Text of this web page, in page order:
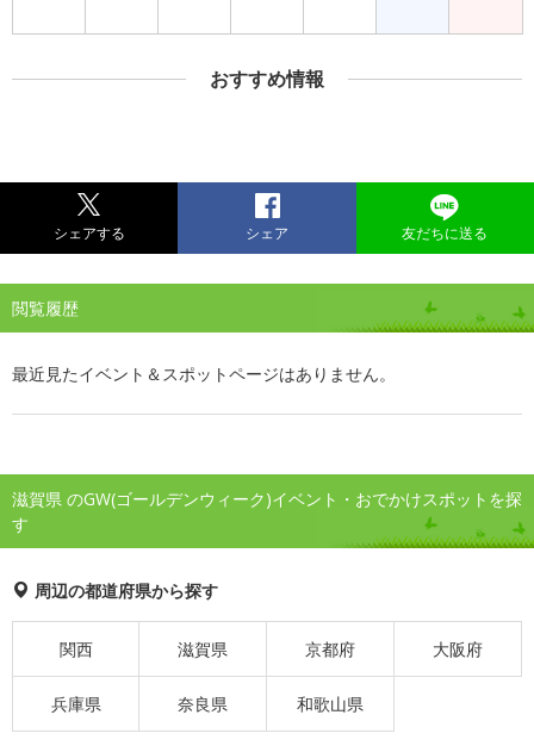
おすすめ情報
シェアする シェア 友だちに送る
閲覧履歴
最近見たイベント＆スポットページはありません。
滋賀県 のGW(ゴールデンウィーク)イベント・おでかけスポットを探
す
周辺の都道府県から探す
関西 滋賀県 京都府 大阪府
兵庫県 奈良県 和歌山県